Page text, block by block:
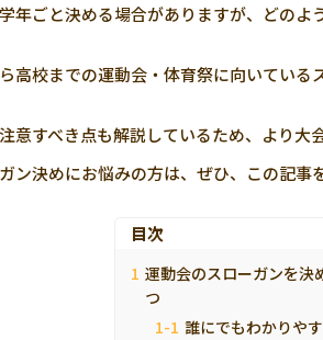
年ごと決める場合がありますが、どの
高校までの運動会・体育祭に向いてい
意すべき点も解説しているため、より大
ン決めにお悩みの方は、ぜひ、この記事
目次
運動会のスローガンを決
つ
誰にでもわかりや